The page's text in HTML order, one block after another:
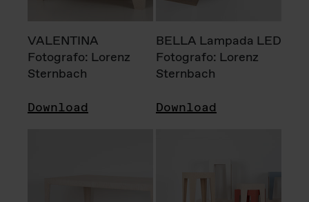
VALENTINA
Fotografo: Lorenz
Sternbach
Download
BELLA Lampada LED
Fotografo: Lorenz
Sternbach
Download